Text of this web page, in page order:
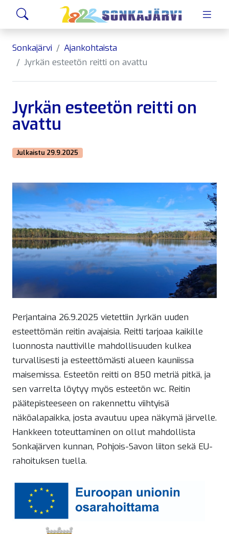
Siirry sivusisältöön
Sonkajärvi
Ajankohtaista
Jyrkän esteetön reitti on avattu
Jyrkän esteetön reitti on
avattu
Julkaistu 29.9.2025
Perjantaina 26.9.2025 vietettiin Jyrkän uuden
esteettömän reitin avajaisia. Reitti tarjoaa kaikille
luonnosta nauttiville mahdollisuuden kulkea
turvallisesti ja esteettömästi alueen kauniissa
maisemissa. Esteetön reitti on 850 metriä pitkä, ja
sen varrelta löytyy myös esteetön wc. Reitin
päätepisteeseen on rakennettu viihtyisä
näköalapaikka, josta avautuu upea näkymä järvelle.
Hankkeen toteuttaminen on ollut mahdollista
Sonkajärven kunnan, Pohjois-Savon liiton sekä EU-
rahoituksen tuella.